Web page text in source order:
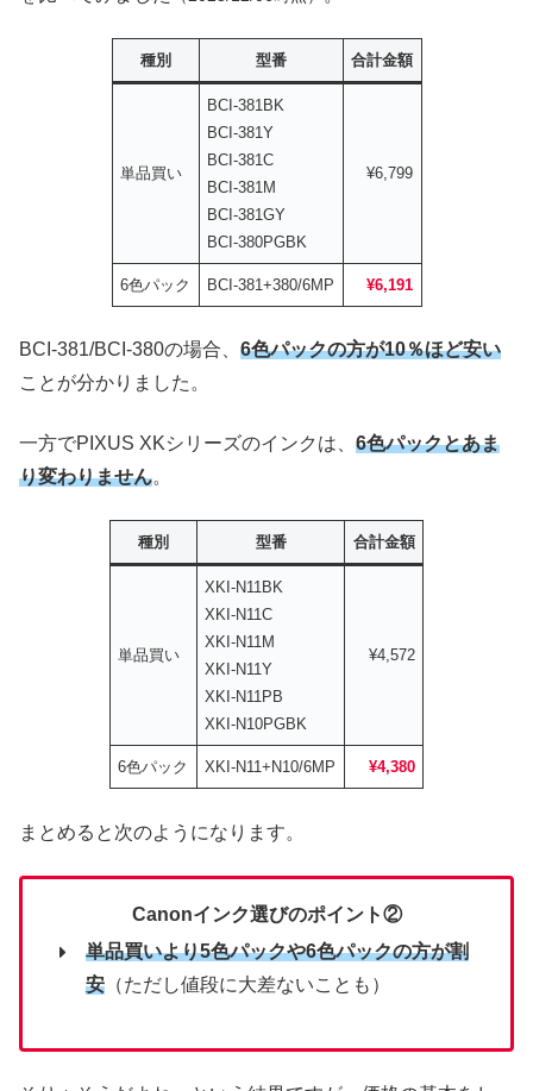
種別 型番 合計金額
単品買い
BCI-381BK
BCI-381Y
BCI-381C
BCI-381M
BCI-381GY
BCI-380PGBK
¥6,799
6色パック BCI-381+380/6MP ¥6,191
BCI-381/BCI-380の場合、 6色パックの方が10％ほど安い
ことが分かりました。
一方でPIXUS XKシリーズのインクは、 6色パックとあま
り変わりません。
種別 型番 合計金額
単品買い
XKI-N11BK
XKI-N11C
XKI-N11M
XKI-N11Y
XKI-N11PB
XKI-N10PGBK
¥4,572
6色パック XKI-N11+N10/6MP ¥4,380
まとめると次のようになります。
Canonインク選びのポイント②
単品買いより5色パックや6色パックの方が割
安 （ただし値段に大差ないことも）